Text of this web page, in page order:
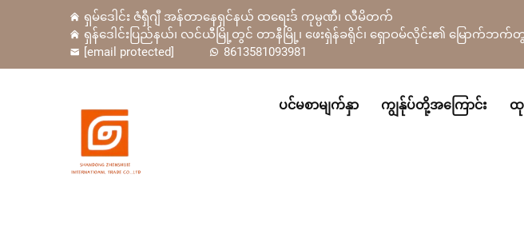
ရှမ်ဒေါင်း ဇံရှီဂျီ အန်တာနေရှင်နယ် ထရေးဒ် ကုမ္ပဏီ၊ လီမိတက်
ရှန်ဒေါင်းပြည်နယ်၊ လင်ယီမြို့တွင် တာနီမြို့၊ ဖေးရှဲန်ခရိုင်၊ ရှောဝမ်လိုင်း၏ မြောက်
[email protected]
8613581093981
ပင်မစာမျက်နှာ ကျွန်ုပ်တို့အကြောင်း ထု